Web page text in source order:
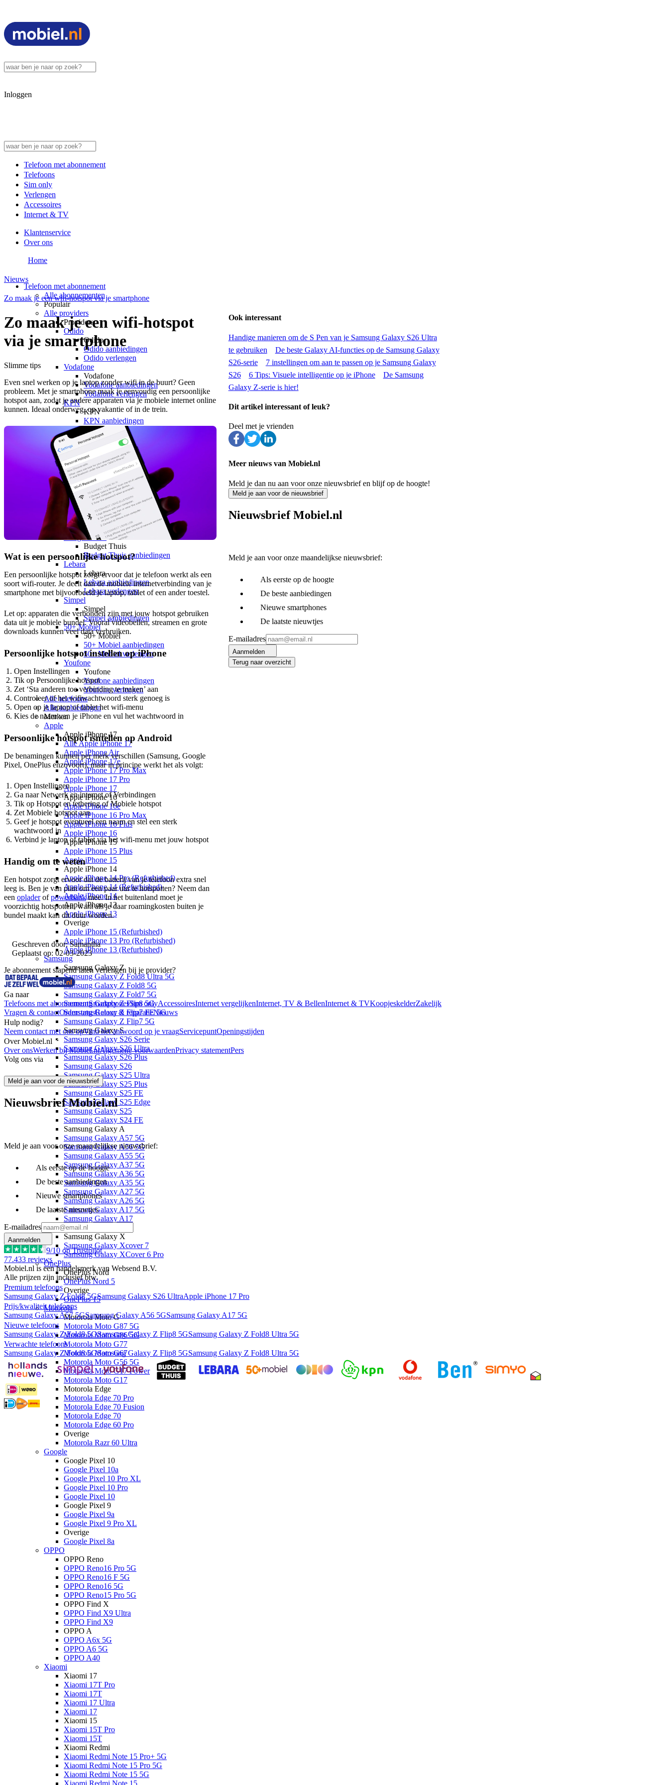
Inloggen
Telefoon met abonnement
Telefoons
Sim only
Verlengen
Accessoires
Internet & TV
Klantenservice
Over ons
Telefoon met abonnement
Alle abonnementen
Populair
Alle providers
Providers
Odido
Odido
Odido aanbiedingen
Odido verlengen
Vodafone
Vodafone
Vodafone aanbiedingen
Vodafone verlengen
KPN
KPN
KPN aanbiedingen
KPN verlengen
hollandsnieuwe
hollandsnieuwe
hollandsnieuwe aanbiedingen
hollandsnieuwe verlengen
Ben
Ben
Ben aanbiedingen
Ben verlengen
Simyo
Simyo
Simyo aanbiedingen
Budget Thuis
Budget Thuis
Budget Thuis aanbiedingen
Lebara
Lebara
Lebara aanbiedingen
Lebara verlengen
Simpel
Simpel
Simpel aanbiedingen
50+ Mobiel
50+ Mobiel
50+ Mobiel aanbiedingen
50+ Mobiel verlengen
Youfone
Youfone
Youfone aanbiedingen
Youfone verlengen
Alle telefoons
Alle aanbiedingen
Merken
Apple
Apple iPhone 17
Alle Apple iPhone 17
Apple iPhone Air
Apple iPhone 17e
Apple iPhone 17 Pro Max
Apple iPhone 17 Pro
Apple iPhone 17
Apple iPhone 16
Apple iPhone 16e
Apple iPhone 16 Pro Max
Apple iPhone 16 Plus
Apple iPhone 16
Apple iPhone 15
Apple iPhone 15 Plus
Apple iPhone 15
Apple iPhone 14
Apple iPhone 14 Pro (Refurbished)
Apple iPhone 14 (Refurbished)
Apple iPhone 14
Apple iPhone 13
Apple iPhone 13
Overige
Apple iPhone 15 (Refurbished)
Apple iPhone 13 Pro (Refurbished)
Apple iPhone 13 (Refurbished)
Samsung
Samsung Galaxy Z
Samsung Galaxy Z Fold8 Ultra 5G
Samsung Galaxy Z Fold8 5G
Samsung Galaxy Z Fold7 5G
Samsung Galaxy Z Flip8 5G
Samsung Galaxy Z Flip7 FE 5G
Samsung Galaxy Z Flip7 5G
Samsung Galaxy S
Samsung Galaxy S26 Serie
Samsung Galaxy S26 Ultra
Samsung Galaxy S26 Plus
Samsung Galaxy S26
Samsung Galaxy S25 Ultra
Samsung Galaxy S25 Plus
Samsung Galaxy S25 FE
Samsung Galaxy S25 Edge
Samsung Galaxy S25
Samsung Galaxy S24 FE
Samsung Galaxy A
Samsung Galaxy A57 5G
Samsung Galaxy A56 5G
Samsung Galaxy A55 5G
Samsung Galaxy A37 5G
Samsung Galaxy A36 5G
Samsung Galaxy A35 5G
Samsung Galaxy A27 5G
Samsung Galaxy A26 5G
Samsung Galaxy A17 5G
Samsung Galaxy A17
Samsung Galaxy A16
Samsung Galaxy X
Samsung Galaxy Xcover 7
Samsung Galaxy XCover 6 Pro
OnePlus
OnePlus Nord
OnePlus Nord 5
Overige
OnePlus 15
Motorola
Motorola Moto G
Motorola Moto G87 5G
Motorola Moto G86 5G
Motorola Moto G77
Motorola Moto G67
Motorola Moto G56 5G
Motorola Moto G17 Power
Motorola Moto G17
Motorola Edge
Motorola Edge 70 Pro
Motorola Edge 70 Fusion
Motorola Edge 70
Motorola Edge 60 Pro
Overige
Motorola Razr 60 Ultra
Google
Google Pixel 10
Google Pixel 10a
Google Pixel 10 Pro XL
Google Pixel 10 Pro
Google Pixel 10
Google Pixel 9
Google Pixel 9a
Google Pixel 9 Pro XL
Overige
Google Pixel 8a
OPPO
OPPO Reno
OPPO Reno16 Pro 5G
OPPO Reno16 F 5G
OPPO Reno16 5G
OPPO Reno15 Pro 5G
OPPO Find X
OPPO Find X9 Ultra
OPPO Find X9
OPPO A
OPPO A6x 5G
OPPO A6 5G
OPPO A40
Xiaomi
Xiaomi 17
Xiaomi 17T Pro
Xiaomi 17T
Xiaomi 17 Ultra
Xiaomi 17
Xiaomi 15
Xiaomi 15T Pro
Xiaomi 15T
Xiaomi Redmi
Xiaomi Redmi Note 15 Pro+ 5G
Xiaomi Redmi Note 15 Pro 5G
Xiaomi Redmi Note 15 5G
Xiaomi Redmi Note 15
Home
Nieuws
Zo maak je een wifi-hotspot via je smartphone
Zo maak je een wifi-hotspot
via je smartphone
Slimme tips
Even snel werken op je laptop zonder wifi in de buurt? Geen
probleem. Met je smartphone maak je eenvoudig een persoonlijke
hotspot aan, zodat je andere apparaten via je mobiele internet online
kunnen. Ideaal onderweg, op vakantie of in de trein.
Wat is een persoonlijke hotspot?
Een persoonlijke hotspot zorgt ervoor dat je telefoon werkt als een
soort wifi-router. Je deelt dan de mobiele internetverbinding van je
smartphone met bijvoorbeeld je laptop, tablet of een ander toestel.
Let op: apparaten die verbonden zijn met jouw hotspot gebruiken
data uit je mobiele bundel. Vooral videobellen, streamen en grote
downloads kunnen veel data verbruiken.
Persoonlijke hotspot instellen op iPhone
Open Instellingen
Tik op Persoonlijke hotspot
Zet ‘Sta anderen toe verbinding te maken’ aan
Controleer of het wifiwachtwoord sterk genoeg is
Open op je laptop of tablet het wifi-menu
Kies de naam van je iPhone en vul het wachtwoord in
Persoonlijke hotspot isntellen op Android
De benamingen kunnen per merk verschillen (Samsung, Google
Pixel, OnePlus enzovoort), maar in principe werkt het als volgt:
Open Instellingen
Ga naar Netwerk en internet of Verbindingen
Tik op Hotspot en tethering of Mobiele hotspot
Zet Mobiele hotspot aan
Geef je hotspot eventueel een naam en stel een sterk
wachtwoord in
Verbind je laptop of tablet via het wifi-menu met jouw hotspot
Handig om te weten
Een hotspot zorgt ervoor dat de batterij van je telefoon extra snel
leeg is. Ben je van plan om een paar uur te hotspotten? Neem dan
een opladerofpowerbankmee. In het buitenland moet je
voorzichtig hotspotten, want als je daar roamingkosten buiten je
bundel maakt kan dit duur worden.
Geschreven door:Samantha
Geplaatst op: 02-03-2023
Ook interessant
Handige manieren om de S Pen van je Samsung Galaxy S26 Ultra
te gebruiken
De beste Galaxy AI-functies op de Samsung Galaxy
S26-serie
7 instellingen om aan te passen op je Samsung Galaxy
S26
6 Tips: Visuele intelligentie op je iPhone
De Samsung
Galaxy Z-serie is hier!
Dit artikel interessant of leuk?
Deel met je vrienden
Meer nieuws van Mobiel.nl
Meld je dan nu aan voor onze nieuwsbrief en blijf op de hoogte!
Meld je aan voor de nieuwsbrief
Nieuwsbrief Mobiel.nl
Meld je aan voor onze maandelijkse nieuwsbrief:
Als eerste op de hoogte
De beste aanbiedingen
Nieuwe smartphones
De laatste nieuwtjes
E-mailadres
Aanmelden
Terug naar overzicht
Je abonnement slapend laten verlengen bij je provider?
Ga naar
Telefoons met abonnementSmartphonesSim onlyAccessoiresInternet vergelijkenInternet, TV & BellenInternet & TVKoopjeskelderZakelijk
Vragen & contactOrderstatusRetour & reparatieNieuws
Hulp nodig?
Neem contact met ons opVind het antwoord op je vraagServicepuntOpeningstijden
Over Mobiel.nl
Over onsWerken bij Mobiel.nlAlgemene voorwaardenPrivacy statementPers
Volg ons via
Meld je aan voor de nieuwsbrief
Nieuwsbrief Mobiel.nl
Meld je aan voor onze maandelijkse nieuwsbrief:
Als eerste op de hoogte
De beste aanbiedingen
Nieuwe smartphones
De laatste nieuwtjes
E-mailadres
Aanmelden
9/10 op Trustpilot
77.433 reviews
Mobiel.nl is een handelsmerk van Websend B.V.
Alle prijzen zijn inclusief btw.
Premium telefoons
Samsung Galaxy Z Fold8 5GSamsung Galaxy S26 UltraApple iPhone 17 Pro
Prijs/kwaliteit telefoons
Samsung Galaxy A57 5GSamsung Galaxy A56 5GSamsung Galaxy A17 5G
Nieuwe telefoons
Samsung Galaxy Z Fold8 5GSamsung Galaxy Z Flip8 5GSamsung Galaxy Z Fold8 Ultra 5G
Verwachte telefoons
Samsung Galaxy Z Fold8 5GSamsung Galaxy Z Flip8 5GSamsung Galaxy Z Fold8 Ultra 5G